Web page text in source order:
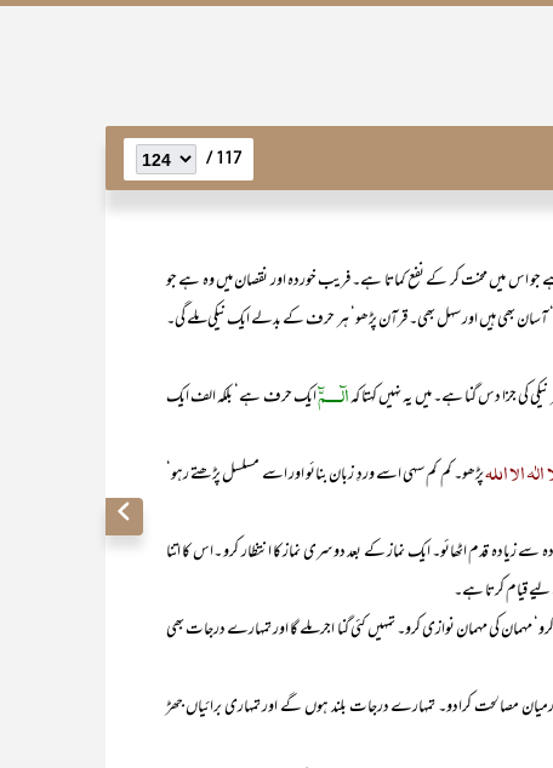
117 /
اس میں محنت کر کے نفع کماتا ہے۔ فریب خوردہ اور نقصان میں وہ ہے جو
آسان بھی ہیں اور سہل بھی۔ قرآن پڑھو‘ ہر حرف کے بدلے ایک نیکی ملے گی۔
جزا دس گنا ہے۔ میں یہ نہیں کہتا کہالٓــــمّٓایک حرف ہے‘ بلکہ الف ایک
الا اللہپڑھو۔ کم کم سہی اسے وردِ زبان بنائو اور اسے مسلسل پڑھتے رہو‘
قدم اٹھائو۔ ایک نماز کے بعد دوسری نماز کا انتظار کرو ۔اس کا اتنا
لیے قیام کرتا ہے۔
کی مہمان نوازی کرو۔ تمہیں کئی گنا اجر ملے گا اور تمہارے درجات بھی
مصالحت کرادو۔ تمہارے درجات بلند ہوں گے اور تمہاری برائیاں جھڑ